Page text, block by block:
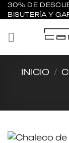
Saltar
al
contenido
30% DE
BISUTERÍA Y
INICIO /